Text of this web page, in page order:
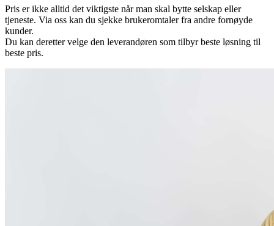
Pris er ikke alltid det viktigste når man skal bytte selskap eller
tjeneste. Via oss kan du sjekke brukeromtaler fra andre fornøyde
kunder.
Du kan deretter velge den leverandøren som tilbyr beste løsning til
beste pris.